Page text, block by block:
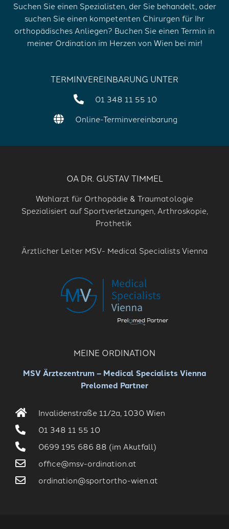
Suchen Sie einen Spezialisten, der Sie behandelt, oder
suchen Sie einen kompetenten Chirurgen für Ihr
orthopädisches Anliegen? Buchen Sie einen Termin in
meiner Ordination im Herzen von Wien bei mir!
TERMINVEREINBARUNG UNTER
01 348 11 55 10
Online-Terminvereinbarung
OA DR. GUSTAV TIMMEL
Wahlarzt für Orthopädie & Traumatologie
Spezialisiert auf Sportverletzungen, Arthroskopie,
Prothetik
Ärztlicher Leiter MSV- Medical Specialists Vienna
MEINE ORDINATION
MSV Ärztezentrum – Medical Specialists Vienna
Prelomed Partner
Invalidenstraße 11/2a, 1030 Wien
01 348 11 55 10
0699 195 686 88 (im Akutfall)
office@msv-ordination.at
ordination@sportortho-wien.at